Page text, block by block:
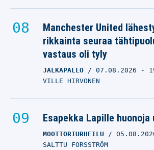
Manchester United
rikkainta seuraa
vastaus oli tyly
JALKAPALLO 07.08.2026 -
VILLE HIRVONEN
Esapekka Lapille huonoja
MOOTTORIURHEILU
SALTTU FORSSTRÖM